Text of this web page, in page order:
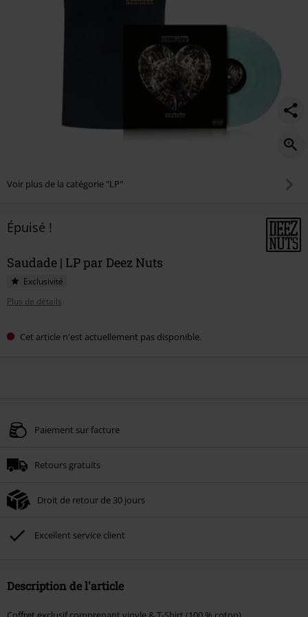
Voir plus de la catégorie "LP"
Épuisé !
Saudade | LP par Deez Nuts
Exclusivité
Plus de détails
Cet article n'est actuellement pas disponible.
Paiement sur facture
Retours gratuits
Droit de retour de 30 jours
Excellent service client
Description de l'article